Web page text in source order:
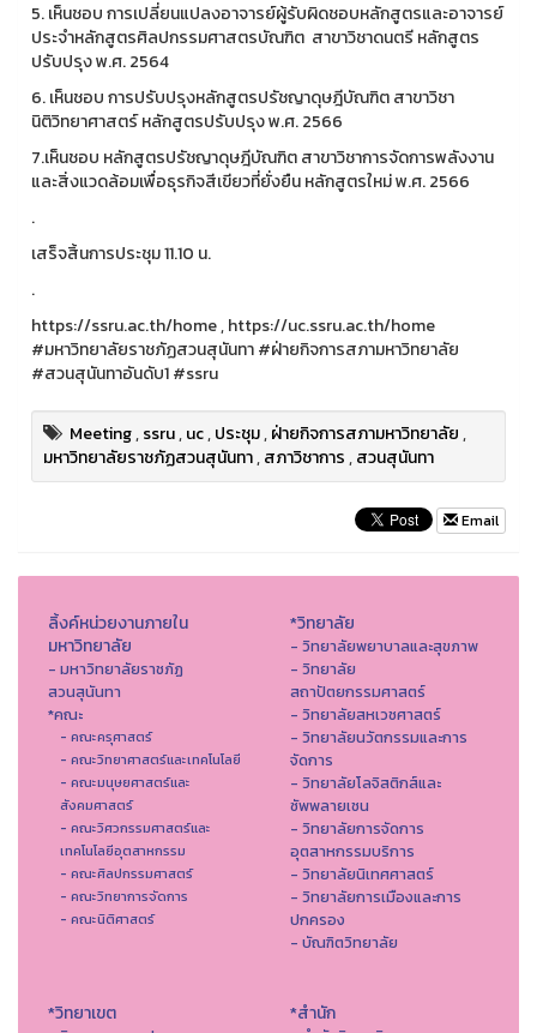
5. เห็นชอบ การเปลี่ยนแปลงอาจารย์ผู้รับผิดชอบหลักสูตรและอาจารย์
ประจำหลักสูตรศิลปกรรมศาสตรบัณฑิต สาขาวิชาดนตรี หลักสูตร
ปรับปรุง พ.ศ. 2564
6. เห็นชอบ การปรับปรุงหลักสูตรปรัชญาดุษฎีบัณฑิต สาขาวิชา
นิติวิทยาศาสตร์ หลักสูตรปรับปรุง พ.ศ. 2566
7.เห็นชอบ หลักสูตรปรัชญาดุษฎีบัณฑิต สาขาวิชาการจัดการพลังงาน
และสิ่งแวดล้อมเพื่อธุรกิจสีเขียวที่ยั่งยืน หลักสูตรใหม่ พ.ศ. 2566
.
เสร็จสิ้นการประชุม 11.10 น.
.
https://ssru.ac.th/home , https://uc.ssru.ac.th/home
#มหาวิทยาลัยราชภัฏสวนสุนันทา #ฝ่ายกิจการสภามหาวิทยาลัย
#สวนสุนันทาอันดับ1 #ssru
Meeting,ssru,uc,ประชุม,ฝ่ายกิจการสภามหาวิทยาลัย,
มหาวิทยาลัยราชภัฏสวนสุนันทา,สภาวิชาการ,สวนสุนันทา
Email
ลิ้งค์หน่วยงานภายใน
มหาวิทยาลัย
- มหาวิทยาลัยราชภัฏ
สวนสุนันทา
*คณะ
- คณะครุศาสตร์
- คณะวิทยาศาสตร์และเทคโนโลยี
- คณะมนุษยศาสตร์และ
สังคมศาสตร์
- คณะวิศวกรรมศาสตร์และ
เทคโนโลยีอุตสาหกรรม
- คณะศิลปกรรมศาสตร์
- คณะวิทยาการจัดการ
- คณะนิติศาสตร์
*วิทยาลัย
- วิทยาลัยพยาบาลและสุขภาพ
- วิทยาลัย
สถาปัตยกรรมศาสตร์
- วิทยาลัยสหเวชศาสตร์
- วิทยาลัยนวัตกรรมและการ
จัดการ
- วิทยาลัยโลจิสติกส์และ
ซัพพลายเชน
- วิทยาลัยการจัดการ
อุตสาหกรรมบริการ
- วิทยาลัยนิเทศศาสตร์
- วิทยาลัยการเมืองและการ
ปกครอง
- บัณฑิตวิทยาลัย
*วิทยาเขต *สำนัก